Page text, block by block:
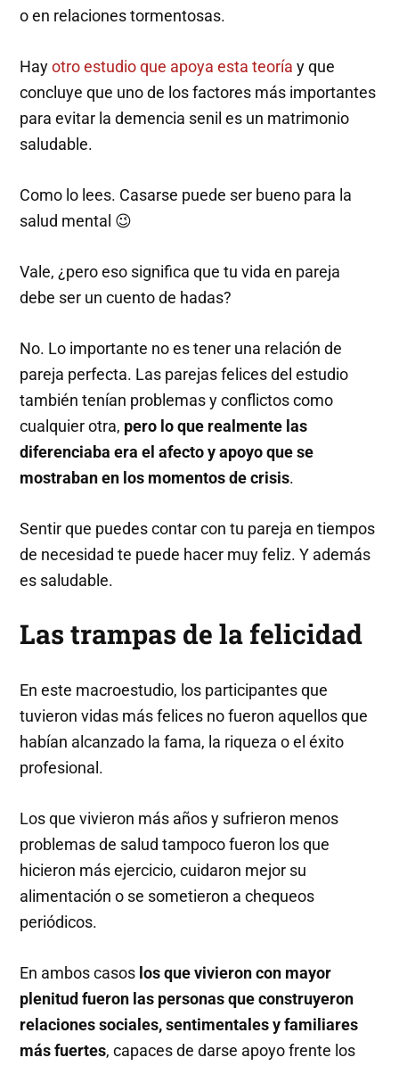
o en relaciones tormentosas.
Hayotro estudio que apoya esta teoría y que
concluye que uno de los factores más importantes
para evitar la demencia senil es un matrimonio
saludable.
Como lo lees. Casarse puede ser bueno para la
salud mental 😉
Vale, ¿pero eso significa que tu vida en pareja
debe ser un cuento de hadas?
No. Lo importante no es tener una relación de
pareja perfecta. Las parejas felices del estudio
también tenían problemas y conflictos como
cualquier otra, pero lo que realmente las
diferenciaba era el afecto y apoyo que se
mostraban en los momentos de crisis.
Sentir que puedes contar con tu pareja en tiempos
de necesidad te puede hacer muy feliz. Y además
es saludable.
Las trampas de la felicidad
En este macroestudio, los participantes que
tuvieron vidas más felices no fueron aquellos que
habían alcanzado la fama, la riqueza o el éxito
profesional.
Los que vivieron más años y sufrieron menos
problemas de salud tampoco fueron los que
hicieron más ejercicio, cuidaron mejor su
alimentación o se sometieron a chequeos
periódicos.
En ambos casos los que vivieron con mayor
plenitud fueron las personas que construyeron
relaciones sociales, sentimentales y familiares
más fuertes, capaces de darse apoyo frente los